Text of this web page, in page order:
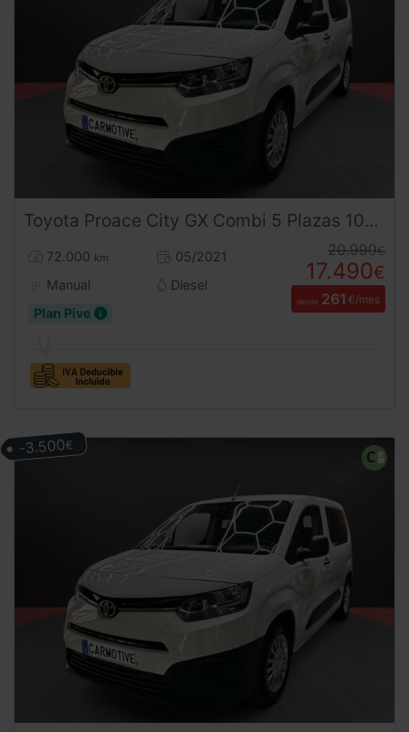
Toyota Proace City GX Combi 5 Plazas 102CV | Desde 260€/mes
72.000 km
05/2021
Manual
Diesel
Plan Pive
20.990€
17.490€
desde 261 €/mes
-3.500€